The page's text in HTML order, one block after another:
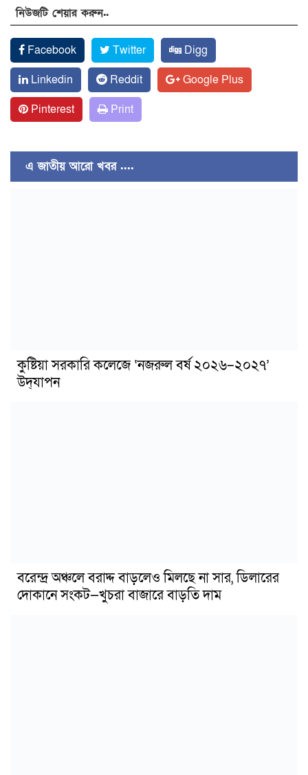
নিউজটি শেয়ার করুন..
Facebook Twitter
Digg
Linkedin
Reddit
Google Plus
Pinterest
Print
এ জাতীয় আরো খবর ....
কুষ্টিয়া সরকারি কলেজে ‘নজরুল বর্ষ ২০২৬–২০২৭’
উদ্‌যাপন
বরেন্দ্র অঞ্চলে বরাদ্দ বাড়লেও মিলছে না সার, ডিলারের
দোকানে সংকট—খুচরা বাজারে বাড়তি দাম